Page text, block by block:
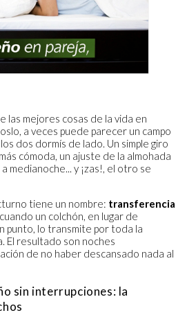
las mejores cosas de la vida en
a veces puede parecer un campo
dos dormís de lado. Un simple giro
cómoda, un ajuste de la almohada
medianoche... y ¡zas!, el otro se
tiene un nombre: transferencia
un colchón, en lugar de
punto, lo transmite por toda la
El resultado son noches
de no haber descansado nada al
sin interrupciones: la